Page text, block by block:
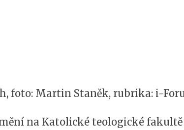
foto: Martin Staněk, rubrika: i-
na Katolické teologické fakultě